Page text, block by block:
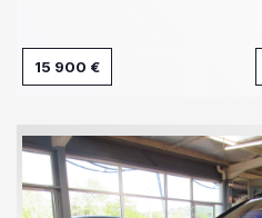
15 900 €